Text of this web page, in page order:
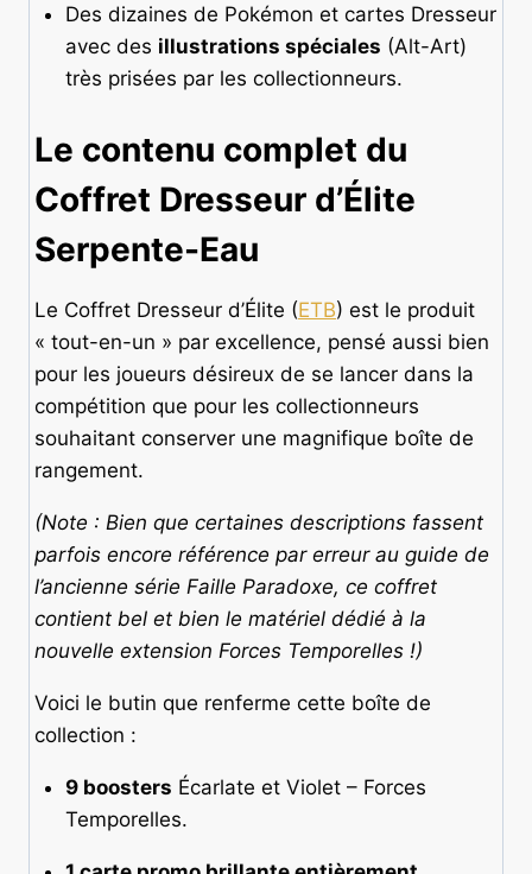
Des dizaines de Pokémon et cartes Dresseur
avec des illustrations spéciales (Alt-Art)
très prisées par les collectionneurs.
Le contenu complet du
Coffret Dresseur d’Élite
Serpente-Eau
Le Coffret Dresseur d’Élite (ETB) est le produit
« tout-en-un » par excellence, pensé aussi bien
pour les joueurs désireux de se lancer dans la
compétition que pour les collectionneurs
souhaitant conserver une magnifique boîte de
rangement.
(Note : Bien que certaines descriptions fassent
parfois encore référence par erreur au guide de
l’ancienne série Faille Paradoxe, ce coffret
contient bel et bien le matériel dédié à la
nouvelle extension Forces Temporelles !)
Voici le butin que renferme cette boîte de
collection :
9 boosters Écarlate et Violet – Forces
Temporelles.